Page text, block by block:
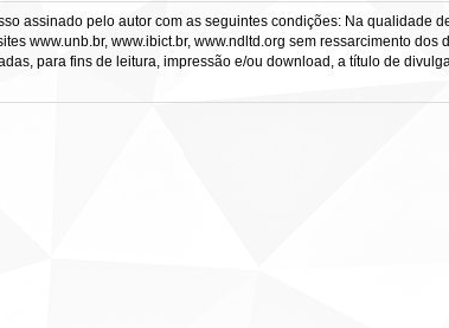
assinado pelo autor com as seguintes condições: Na qualidade
www.unb.br, www.ibict.br, www.ndltd.org sem ressarcimento dos
para fins de leitura, impressão e/ou download, a título de